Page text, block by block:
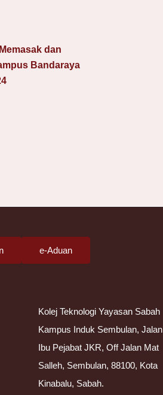
dan
Bandaraya
Kolej Teknologi Yayasan Sabah
Kampus Induk Sembulan, Jalan
Ibu Pejabat JKR, Off Jalan Mat
Salleh, Sembulan, 88100, Kota
Kinabalu, Sabah.
e-Aduan